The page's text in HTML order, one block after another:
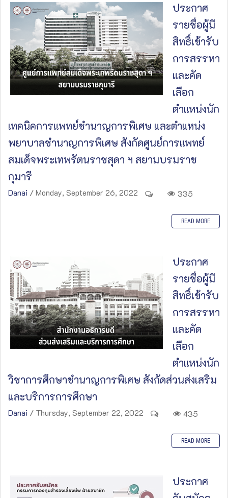
ประกาศ
รายชื่อผู้มี
สิทธิ์เข้ารับ
การสรรหา
และคัด
เลือก
ตำแหน่งนัก
เทคนิคการแพทย์ชำนาญการพิเศษ และตำแหน่ง
พยาบาลชำนาญการพิเศษ สังกัดศูนย์การแพทย์
สมเด็จพระเทพรัตนราชสุดา ฯ สยามบรมราช
กุมารี
Danai / Monday, September 26, 2022 335
READ MORE
ประกาศ
รายชื่อผู้มี
สิทธิ์เข้ารับ
การสรรหา
และคัด
เลือก
ตำแหน่งนัก
วิชาการศึกษาชำนาญการพิเศษ สังกัดส่วนส่งเสริม
และบริการการศึกษา
Danai / Thursday, September 22, 2022 435
READ MORE
ประกาศ